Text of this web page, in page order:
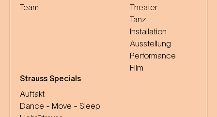
Team
Theater
Tanz
Installation
Ausstellung
Performance
Film
Strauss Specials
Auftakt
Dance - Move - Sleep